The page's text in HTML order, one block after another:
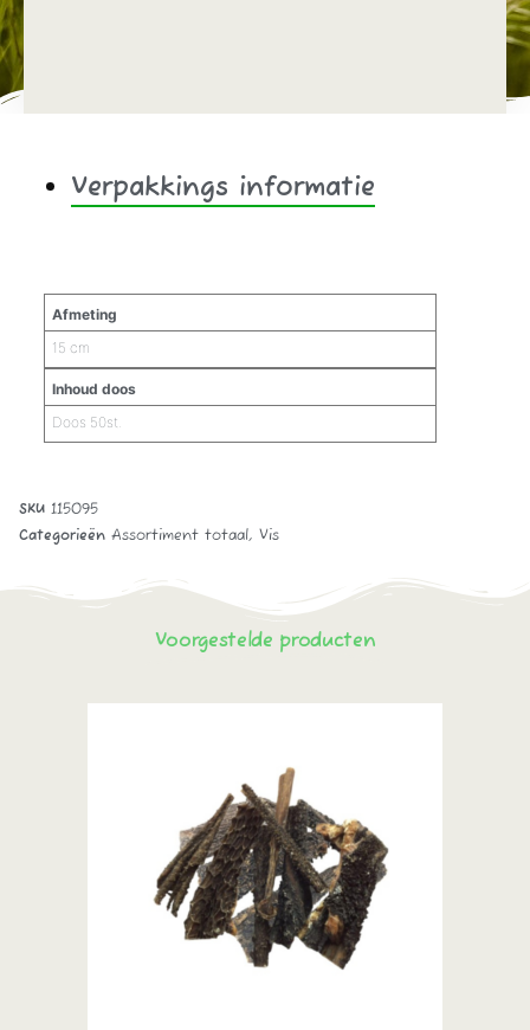
Verpakkings informatie
Afmeting
15 cm
Inhoud doos
Doos 50st.
SKU 115095
Categorieën Assortiment totaal, Vis
Voorgestelde producten